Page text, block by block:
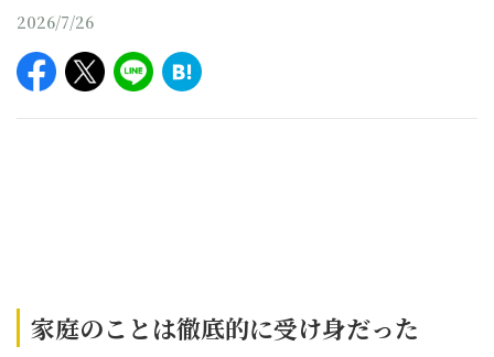
2026/7/26
家庭のことは徹底的に受け身だった